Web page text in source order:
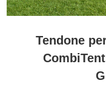
Tendone